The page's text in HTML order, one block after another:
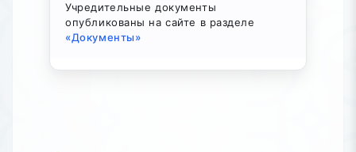
Учредительные документы
опубликованы на сайте в разделе
«Документы»